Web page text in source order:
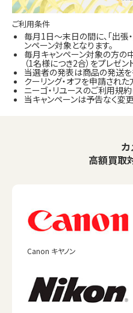
ご利用条件
毎月1日～末日の間に、「出張
ンペーン対象となります。
毎月キャンペーン対象の方の
（1名様につき2合）をプレゼン
当選者の発表は商品の発送を
クーリング・オフを申請され
ニーゴ・リユースのご利用規
当キャンペーンは予告なく変
カ
高額買取
Canon キヤノン